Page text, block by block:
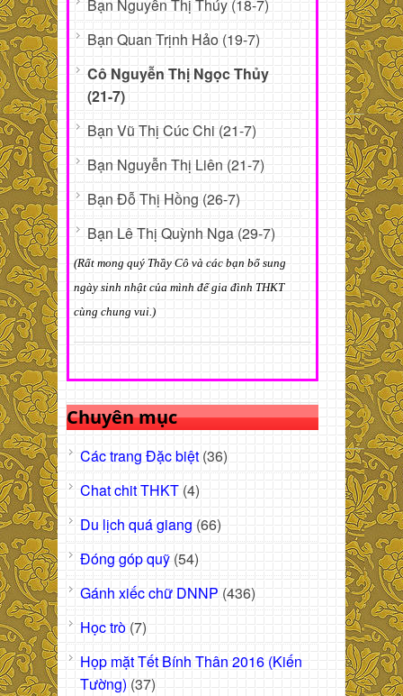
Bạn Nguyễn Thị Thúy (18-7)
Bạn Quan Trịnh Hảo (19-7)
Cô Nguyễn Thị Ngọc Thủy
(21-7)
Bạn Vũ Thị Cúc Chi (21-7)
Bạn Nguyễn Thị Liên (21-7)
Bạn Đỗ Thị Hồng (26-7)
Bạn Lê Thị Quỳnh Nga (29-7)
(Rất mong quý Thầy Cô và các bạn bổ sung
ngày sinh nhật của mình để gia đình THKT
cùng chung vui.)
Chuyên mục
Các trang Đặc biệt (36)
Chat chit THKT (4)
Du lịch quá giang (66)
Đóng góp quỹ (54)
Gánh xiếc chữ DNNP (436)
Học trò (7)
Họp mặt Tết Bính Thân 2016 (Kiến
Tường) (37)